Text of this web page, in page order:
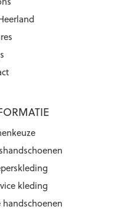
kleding
handschoenen